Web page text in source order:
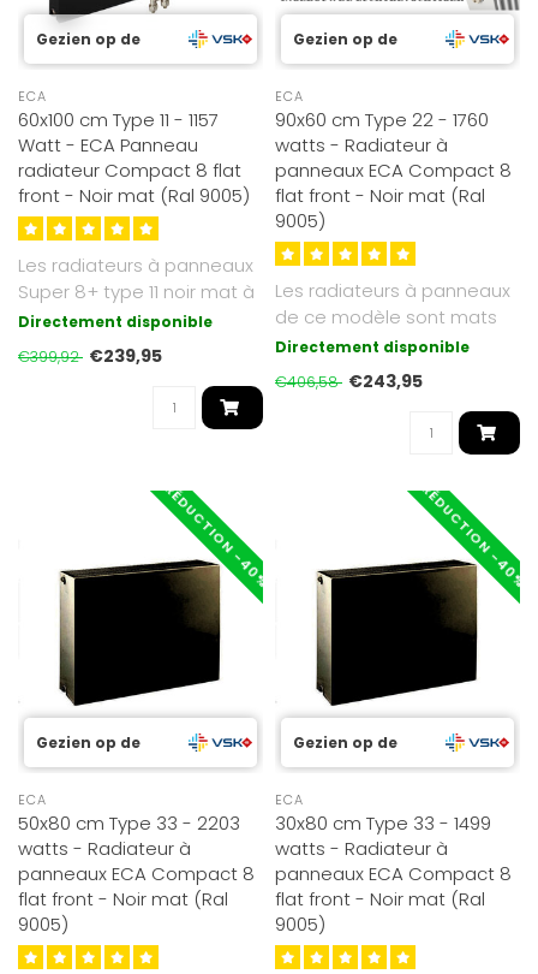
Gezien op de
ECA
60x100 cm Type 11 - 1157
Watt - ECA Panneau
radiateur Compact 8 flat
front - Noir mat (Ral 9005)
Les radiateurs à panneaux
Super 8+ type 11 noir mat à
façade plate que nous p..
Directement disponible
€399,92 €239,95
Gezien op de
ECA
90x60 cm Type 22 - 1760
watts - Radiateur à
panneaux ECA Compact 8
flat front - Noir mat (Ral
9005)
Les radiateurs à panneaux
de ce modèle sont mats
et de couleur RAL 9005. Le
Directement disponible
€406,58 €243,95
RÉDUCTION -40%
Gezien op de
ECA
50x80 cm Type 33 - 2203
watts - Radiateur à
panneaux ECA Compact 8
flat front - Noir mat (Ral
9005)
RÉDUCTION -40%
Gezien op de
ECA
30x80 cm Type 33 - 1499
watts - Radiateur à
panneaux ECA Compact 8
flat front - Noir mat (Ral
9005)